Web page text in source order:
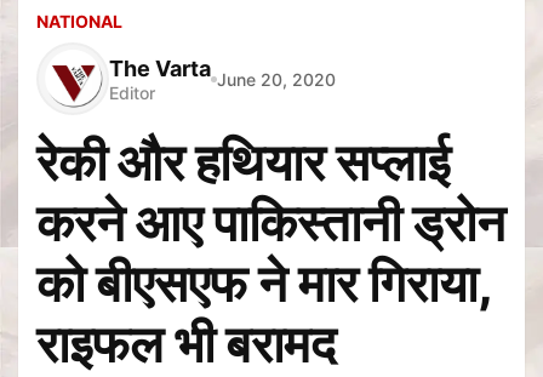
NATIONAL
The Varta
Editor
June 20, 2020
रेकी और हथियार सप्लाई
करने आए पाकिस्तानी ड्रोन
को बीएसएफ ने मार गिराया,
राइफल भी बरामद